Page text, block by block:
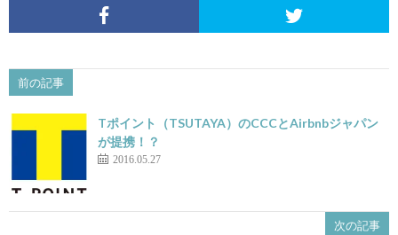
前の記事
Tポイント（TSUTAYA）のCCCとAirbnbジャパン
が提携！？
2016.05.27
次の記事